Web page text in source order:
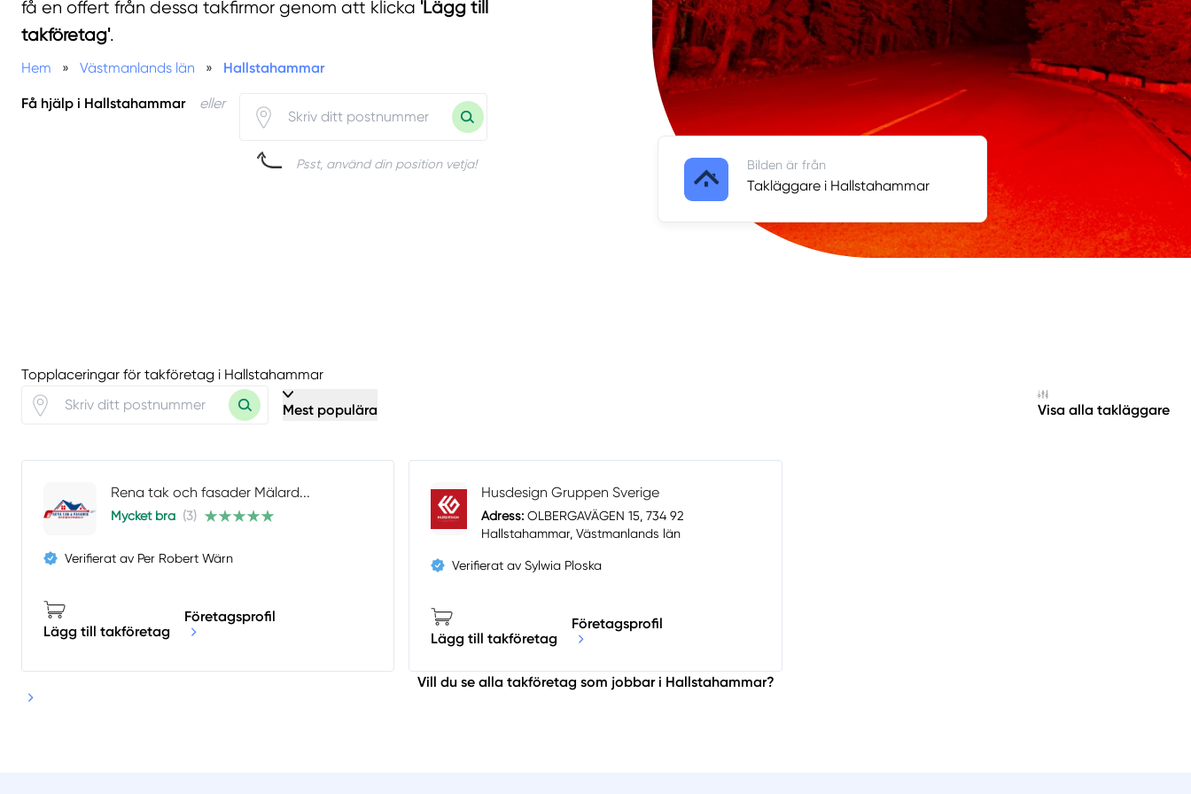
få en offert från dessa takfirmor genom att klicka 'Lägg till
takföretag'.
Hem » Västmanlands län » Hallstahammar
Få hjälp i Hallstahammar eller
Psst, använd din position vetja! Bilden är från
Takläggare i Hallstahammar
Topplaceringar för takföretag i Hallstahammar
Mest populära Visa alla takläggare
Rena tak och fasader Mälard...
Mycket bra (3)
Verifierat av Per Robert Wärn
Lägg till takföretag
Företagsprofil
Husdesign Gruppen Sverige
Adress: OLBERGAVÄGEN 15, 734 92
Hallstahammar, Västmanlands län
Verifierat av Sylwia Ploska
Lägg till takföretag
Företagsprofil
Vill du se alla takföretag som jobbar i Hallstahammar?